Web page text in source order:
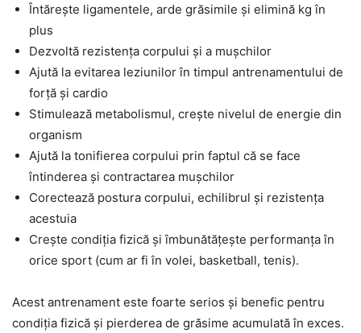
Întărește ligamentele, arde grăsimile și elimină kg în
plus
Dezvoltă rezistența corpului și a mușchilor
Ajută la evitarea leziunilor în timpul antrenamentului de
forță și cardio
Stimulează metabolismul, crește nivelul de energie din
organism
Ajută la tonifierea corpului prin faptul că se face
întinderea și contractarea mușchilor
Corectează postura corpului, echilibrul și rezistența
acestuia
Crește condiția fizică și îmbunătățește performanța în
orice sport (cum ar fi în volei, basketball, tenis).
Acest antrenament este foarte serios și benefic pentru
condiția fizică și pierderea de grăsime acumulată în exces.